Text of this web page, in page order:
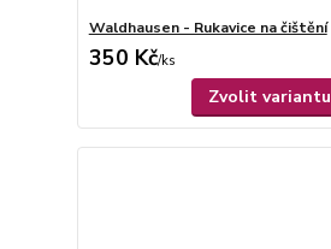
Waldhausen - Rukavice na čištění
350 Kč/ks
Zvolit variantu